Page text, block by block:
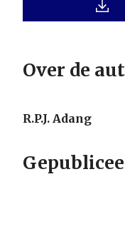
Over de
R.P.J. Adang